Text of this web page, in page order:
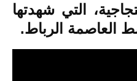
التي شهدتها
العاصمة الرباط.